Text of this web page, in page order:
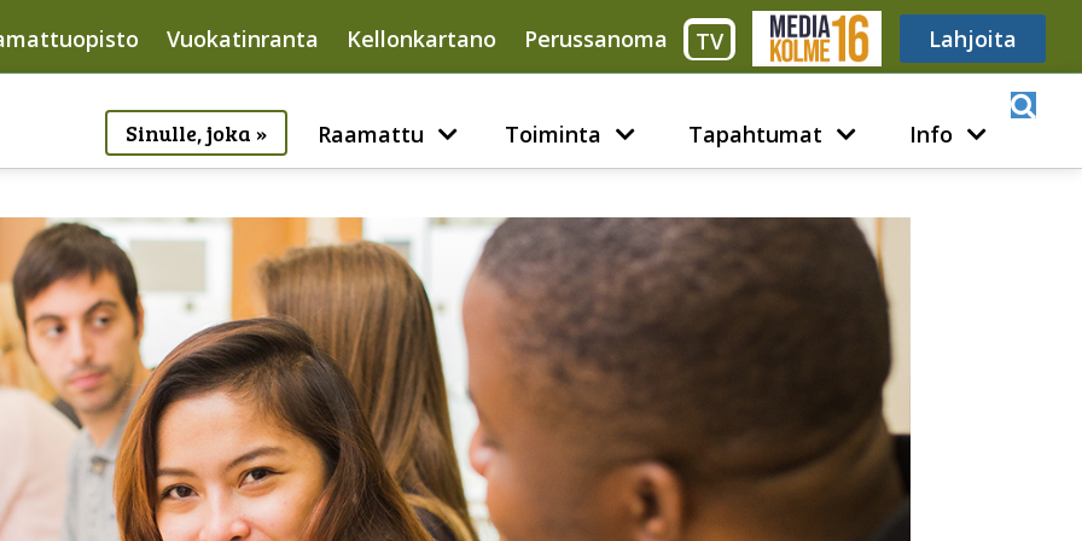
Vuokatinranta Kellonkartano Perussanoma TV Media316 Lahjoita
Sinulle, joka » Raamattu Toiminta Tapahtumat Info